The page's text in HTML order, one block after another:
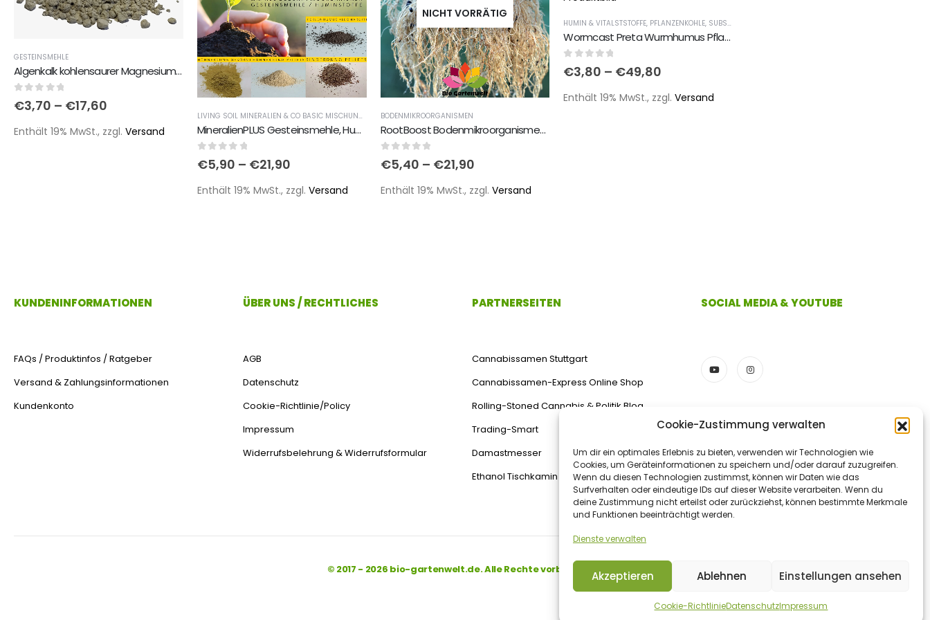
Cookie-Zustimmung verwalten
Um dir ein optimales Erlebnis zu bieten, verwenden wir Technologien wie
Cookies, um Geräteinformationen zu speichern und/oder darauf zuzugreifen.
Wenn du diesen Technologien zustimmst, können wir Daten wie das
Surfverhalten oder eindeutige IDs auf dieser Website verarbeiten. Wenn du
deine Zustimmung nicht erteilst oder zurückziehst, können bestimmte Merkmale
und Funktionen beeinträchtigt werden.
Dienste verwalten
Akzeptieren Ablehnen Einstellungen ansehen
Cookie-RichtlinieDatenschutzImpressum
GESTEINSMEHLE
Algenkalk kohlensaurer Magnesiumkalk aus Meeresalgen
out of 5
€3,70 – €17,60
Enthält 19% MwSt., zzgl. Versand
LIVING SOIL MINERALIEN & CO BASIC MISCHUNGEN
MineralienPLUS Gesteinsmehle, Huminstoffe & Bodenmikroorganismen Trichoderma, Mykorrhiza & Bacillus Stämme
out of 5
€5,90 – €21,90
Enthält 19% MwSt., zzgl. Versand
NICHT VORRÄTIG
BODENMIKROORGANISMEN
RootBoost Bodenmikroorganismen - Bacillus, Mykorrhiza & Trichoderma Mix
out of 5
€5,40 – €21,90
Enthält 19% MwSt., zzgl. Versand
HUMIN & VITALSTSTOFFE, PFLANZENKOHLE, SUBSTRATE SACKWARE ERDE/KOKOS/TORF/GRUNDSTOFFE
Wormcast Preta Wurmhumus Pflanzenkohle Fertigmischung organischer Bio Boden-/Substrataufbereiter
out of 5
€3,80 – €49,80
Enthält 19% MwSt., zzgl.Versand
KUNDENINFORMATIONEN
FAQs / Produktinfos / Ratgeber
Versand & Zahlungsinformationen
Kundenkonto
ÜBER UNS / RECHTLICHES
AGB
Datenschutz
Cookie-Richtlinie/Policy
Impressum
Widerrufsbelehrung & Widerrufsformular
PARTNERSEITEN
Cannabissamen Stuttgart
Cannabissamen-Express Online Shop
Rolling-Stoned Cannabis & Politik Blog
Trading-Smart
Damastmesser
Ethanol Tischkamin
SOCIAL MEDIA & YOUTUBE
Vorkasse/Überweisung
© 2017 - 2026 bio-gartenwelt.de. Alle Rechte vorbehalten.